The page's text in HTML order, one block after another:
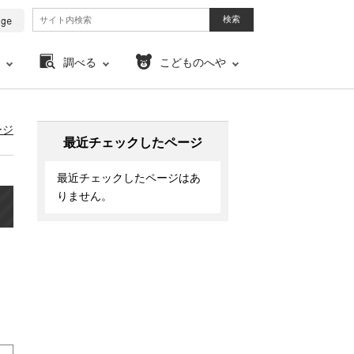
調べる こどものへや
最近チェックしたページ
最近チェックしたページはあ
りません。